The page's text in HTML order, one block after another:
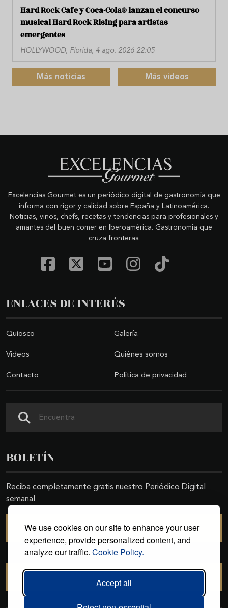
We use cookies on our site to enhance your user
experience, provide personalized content, and
analyze our traffic. Cookie Policy.
Accept all
Hard Rock Cafe y Coca-Cola® lanzan el concurso
musical Hard Rock Rising para artistas
emergentes
HOLLYWOOD, Florida, 4 ago. 2026 22:05
Más noticias Más videos
Excelencias Gourmet es un periódico digital de gastronomía que
informa con rigor y calidad sobre España y Latinoamérica.
Noticias, vinos, chefs, recetas y tendencias para profesionales y
amantes del buen comer en Iberoamérica. Gastronomía que
cruza fronteras.
ENLACES DE INTERÉS
Quiosco Galería
Videos Quiénes somos
Contacto Política de privacidad
BOLETÍN
Reciba completamente gratis nuestro Periódico Digital
semanal
SUSCRIBIRSE